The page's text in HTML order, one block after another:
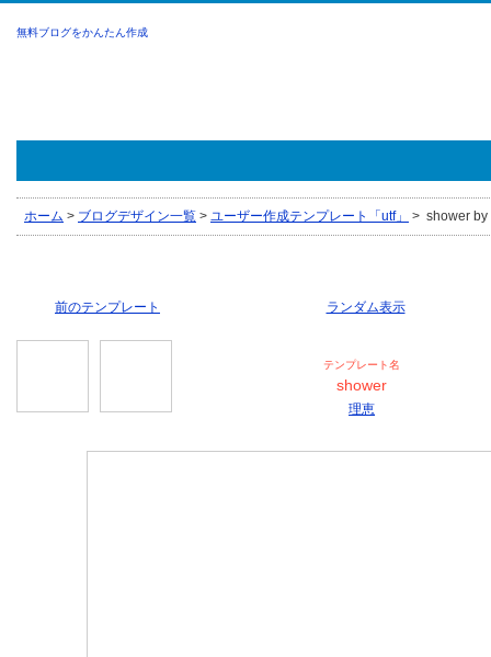
無料ブログをかんたん作成
ホーム > ブログデザイン一覧 > ユーザー作成テンプレート「utf」 > shower by
前のテンプレート ランダム表示
テンプレート名
shower
理恵